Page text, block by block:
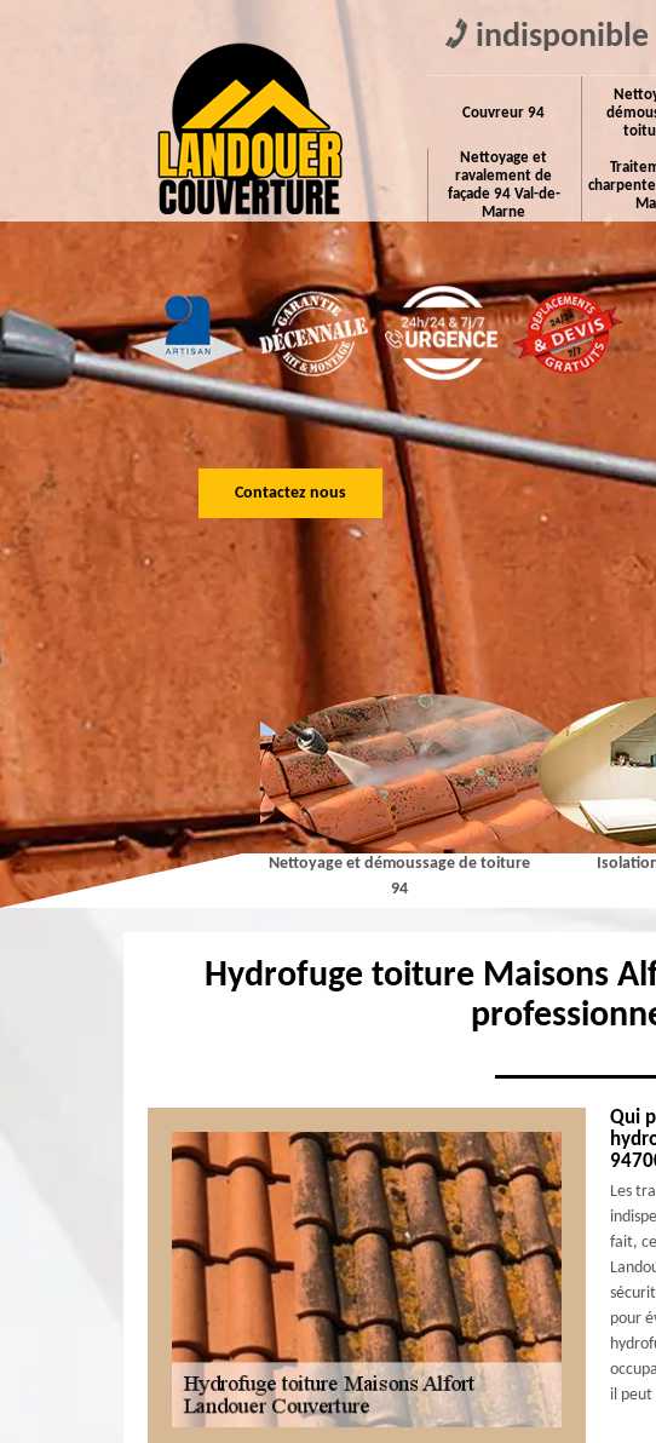
indisponible
Couvreur 94
Nettoyage et
ravalement de
façade 94 Val-de-
Marne
Contactez nous
Couvreur 94
Nettoyage et démoussage de toiture
94
Hydrofuge toiture Maisons
Qui
Les
fait,
pour
il peut